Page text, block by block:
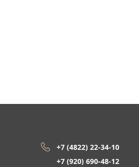
+7 (4822) 22-34-10
+7 (920) 690-48-12